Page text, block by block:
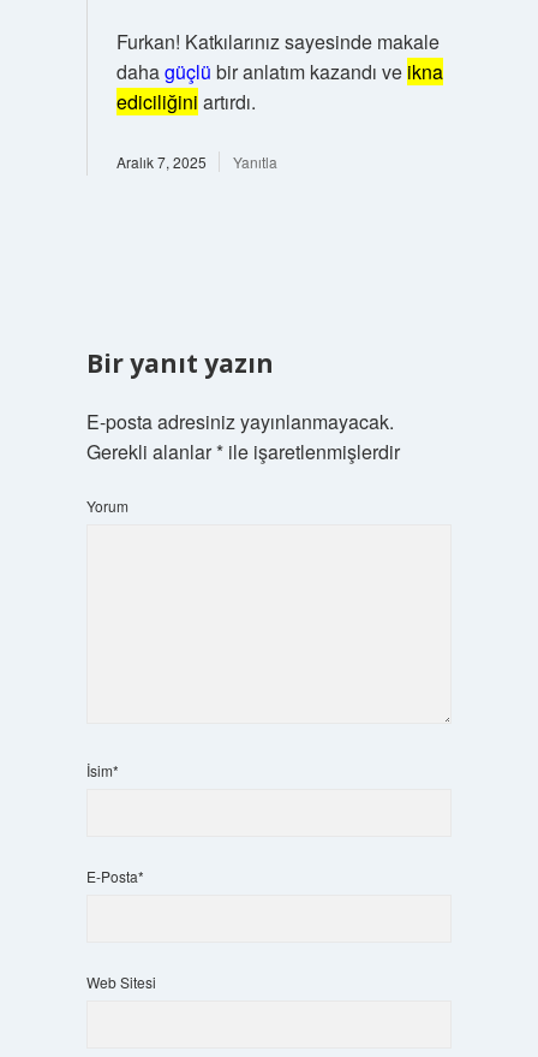
Furkan! Katkılarınız sayesinde makale
dahagüçlü bir anlatım kazandı ve ikna
ediciliğini artırdı.
Aralık 7, 2025 Yanıtla
Bir yanıt yazın
E-posta adresiniz yayınlanmayacak.
Gerekli alanlar*ile işaretlenmişlerdir
Yorum
İsim*
E-Posta*
Web Sitesi